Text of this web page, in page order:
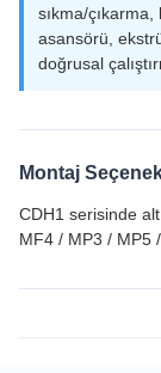
sıkma/
asansörü,
doğrusal
Montaj
CDH1 serisinde
MF4 / MP3 / MP5